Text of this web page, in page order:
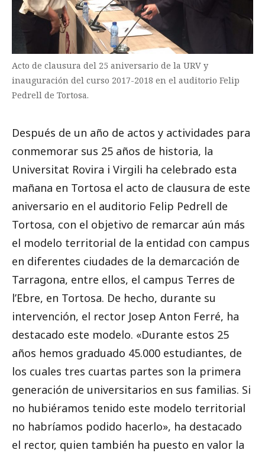
Acto de clausura del 25 aniversario de la URV y
inauguración del curso 2017-2018 en el auditorio Felip
Pedrell de Tortosa.
Después de un año de actos y actividades para
conmemorar sus 25 años de historia, la
Universitat Rovira i Virgili ha celebrado esta
mañana en Tortosa el acto de clausura de este
aniversario en el auditorio Felip Pedrell de
Tortosa, con el objetivo de remarcar aún más
el modelo territorial de la entidad con campus
en diferentes ciudades de la demarcación de
Tarragona, entre ellos, el campus Terres de
l’Ebre, en Tortosa. De hecho, durante su
intervención, el rector Josep Anton Ferré, ha
destacado este modelo. «Durante estos 25
años hemos graduado 45.000 estudiantes, de
los cuales tres cuartas partes son la primera
generación de universitarios en sus familias. Si
no hubiéramos tenido este modelo territorial
no habríamos podido hacerlo», ha destacado
el rector, quien también ha puesto en valor la